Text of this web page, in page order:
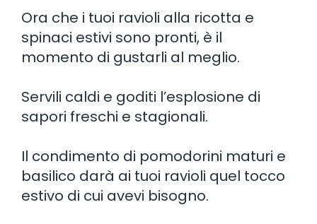
Ora che i tuoi ravioli alla ricotta e
spinaci estivi sono pronti, è il
momento di gustarli al meglio.
Servili caldi e goditi l’esplosione di
sapori freschi e stagionali.
Il condimento di pomodorini maturi e
basilico darà ai tuoi ravioli quel tocco
estivo di cui avevi bisogno.